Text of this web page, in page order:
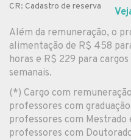
CR: Cadastro de reserva
Além da remuneração, o
alimentação de R$ 458
horas e R$ 229 para
semanais.
(*) Cargo com
professores com
professores com Mestrado
professores com